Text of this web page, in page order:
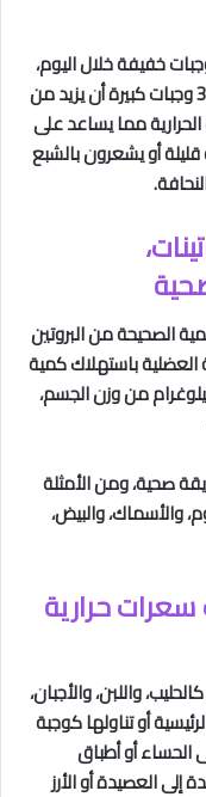
بتناول 3 وجبات رئيسية، إضافة إلى 2-3 وجبات خفيفة خلال اليوم،
حيث يمكن لتناول 5-6 وجبات صغيرة بدلا من 3 وجبات كبيرة أن يزيد من
مما يساعد على
أو يشعرون بالشبع
الصحيحة من البروتين
العضلية باستهلاك كمية
لكلّ كيلوغرام من وزن الجسم،
صحية، ومن الأمثلة
والأسماك، والبيض،
حرارية
واللبن، والأجبان،
أو تناولها كوجبة
الحساء أو أطباق
العصيدة أو الأرز